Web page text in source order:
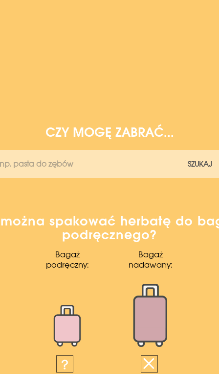
CZY MOGĘ ZABRAĆ...
SZUKAJ
spakować herbatę do
podręcznego?
Bagaż
podręczny:
Bagaż
nadawany: